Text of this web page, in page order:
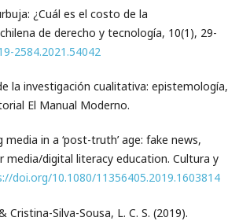
¿Cuál es el costo de la
de derecho y tecnología, 10(1), 29-
2584.2021.54042
la investigación cualitativa: epistemología,
El Manual Moderno.
in a ‘post-truth’ age: fake news,
media/digital literacy education. Cultura y
doi.org/10.1080/11356405.2019.1603814
Cristina-Silva-Sousa, L. C. S. (2019).